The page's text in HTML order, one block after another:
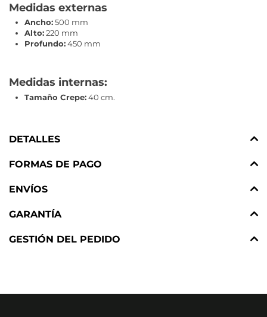
Medidas externas
Ancho:500 mm
Alto:220 mm
Profundo:450 mm
Medidas internas:
Tamaño Crepe:40 cm.
DETALLES
FORMAS DE PAGO
ENVÍOS
GARANTÍA
GESTIÓN DEL PEDIDO